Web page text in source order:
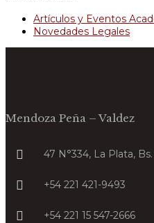
sobre
el
de
Artículos y Eventos
Novedades Legales
Mendoza Peña – Valdez
47 N°334, La Plata,
+54 221 421-9493
+54 221 15 547-2666